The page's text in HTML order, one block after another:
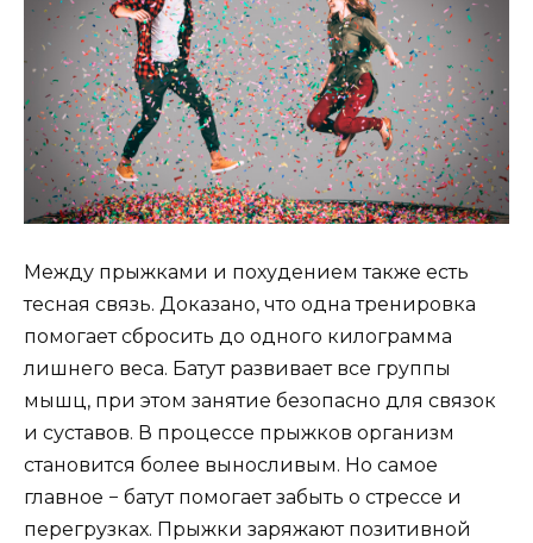
Между прыжками и похудением также есть
тесная связь. Доказано, что одна тренировка
помогает сбросить до одного килограмма
лишнего веса. Батут развивает все группы
мышц, при этом занятие безопасно для связок
и суставов. В процессе прыжков организм
становится более выносливым. Но самое
главное − батут помогает забыть о стрессе и
перегрузках. Прыжки заряжают позитивной